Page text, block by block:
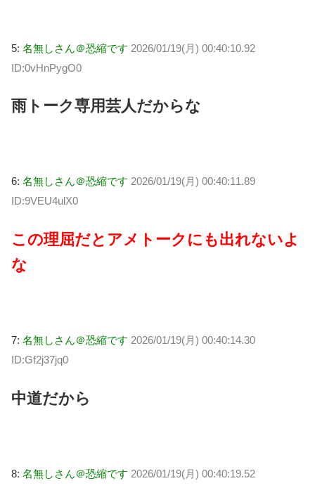
5: 名無しさん＠恐縮です 2026/01/19(月) 00:40:10.92
ID:0vHnPygO0
雨トーク専用芸人だからな
6: 名無しさん＠恐縮です 2026/01/19(月) 00:40:11.89
ID:9VEU4ulX0
この理屈だとアメトークにも出れないよ
な
7: 名無しさん＠恐縮です 2026/01/19(月) 00:40:14.30
ID:Gf2j37jq0
中道だから
8: 名無しさん＠恐縮です 2026/01/19(月) 00:40:19.52